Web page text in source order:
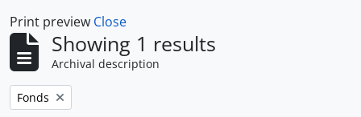
Print preview Close
Showing 1 results
Archival description
Remove filter:
Fonds